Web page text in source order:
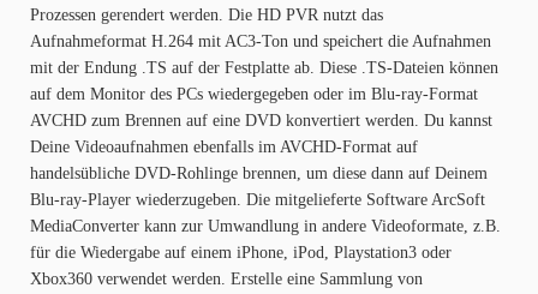
Prozessen gerendert werden. Die HD PVR nutzt das
Aufnahmeformat H.264 mit AC3-Ton und speichert die Aufnahmen
mit der Endung .TS auf der Festplatte ab. Diese .TS-Dateien können
auf dem Monitor des PCs wiedergegeben oder im Blu-ray-Format
AVCHD zum Brennen auf eine DVD konvertiert werden. Du kannst
Deine Videoaufnahmen ebenfalls im AVCHD-Format auf
handelsübliche DVD-Rohlinge brennen, um diese dann auf Deinem
Blu-ray-Player wiederzugeben. Die mitgelieferte Software ArcSoft
MediaConverter kann zur Umwandlung in andere Videoformate, z.B.
für die Wiedergabe auf einem iPhone, iPod, Playstation3 oder
Xbox360 verwendet werden. Erstelle eine Sammlung von